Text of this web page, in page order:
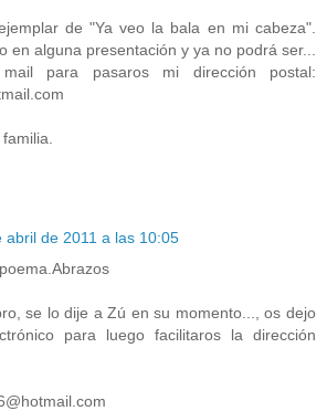
de "Ya veo la bala en mi cabeza".
en alguna presentación y ya no podrá ser...
para pasaros mi dirección postal:
abril de 2011 a las 10:05
se lo dije a Zú en su momento..., os dejo
para luego facilitaros la dirección